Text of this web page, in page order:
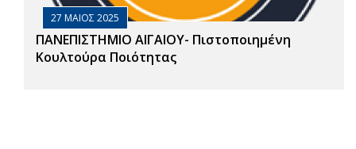
27 ΜΑΙΟΣ 2025
ΠΑΝΕΠΙΣΤΗΜΙΟ ΑΙΓΑΙΟΥ- Πιστοποιημένη
Κουλτούρα Ποιότητας